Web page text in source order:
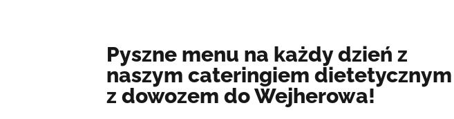
Pyszne menu na każdy dzień z
naszym cateringiem dietetycznym
z dowozem do Wejherowa!